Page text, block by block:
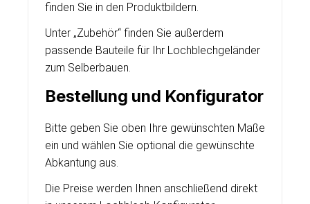
finden Sie in den Produktbildern.
Unter „Zubehör“ finden Sie außerdem
passende Bauteile für Ihr Lochblechgeländer
zum Selberbauen.
Bestellung und Konfigurator
Bitte geben Sie oben Ihre gewünschten Maße
ein und wählen Sie optional die gewünschte
Abkantung aus.
Die Preise werden Ihnen anschließend direkt